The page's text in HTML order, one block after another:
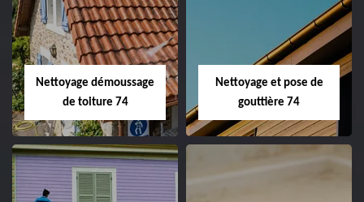
Nettoyage démoussage
de toiture 74
Nettoyage et pose de
gouttière 74